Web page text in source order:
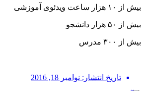
بیش از ۱۰ هزار ساعت ویدئوی آموزشی
بیش از ۵۰ هزار دانشجو
بیش از ۳۰۰ مدرس
تاریخ انتشار: نوامبر 18, 2016